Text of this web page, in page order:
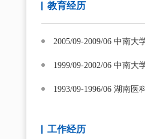
教育经历
2005/09-2009/06 中南大
1999/09-2002/06 中南
1993/09-1996/06 湖南
工作经历